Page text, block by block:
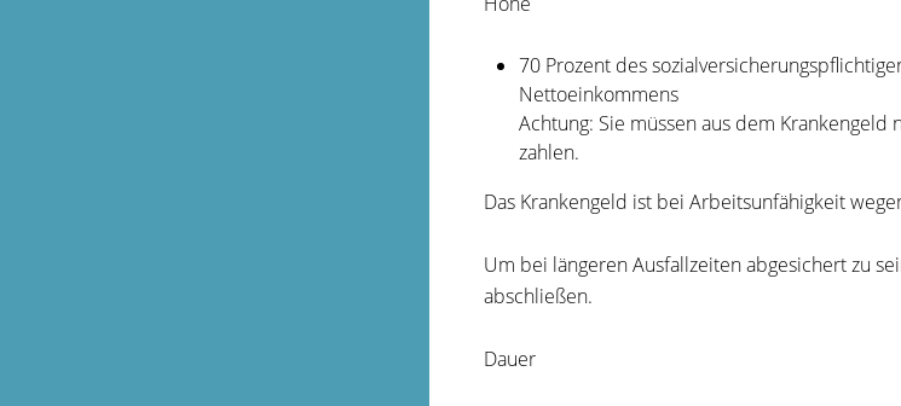
70 Prozent des
Nettoeinkommens
Achtung: Sie müssen aus dem
zahlen.
Das Krankengeld ist bei Arbeitsunfähigkeit
Um bei längeren Ausfallzeiten abgesichert zu
abschließen.
Dauer